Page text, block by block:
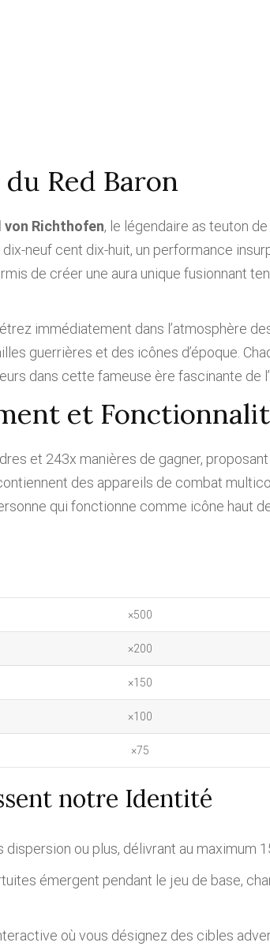
Red Baron
von Richthofen, le légendaire as teuton
neuf cent dix-huit, un performance
de créer une aura unique fusionnant
immédiatement dans l’atmosphère
guerrières et des icônes d’époque.
dans cette fameuse ère fascinante de
et
et 243x manières de gagner,
des appareils de combat
qui fonctionne comme icône haut
×500
×200
×150
×100
×75
notre Identité
dispersion ou plus, délivrant au
émergent pendant le jeu de base,
où vous désignez des cibles